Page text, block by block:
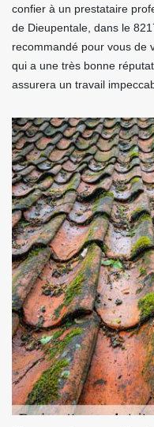
confier à un prestataire
de Dieupentale, dans le
recommandé pour vous de
qui a une très bonne
assurera un travail